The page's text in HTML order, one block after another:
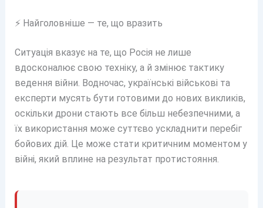
⚡ Найголовніше — те, що вразить
Ситуація вказує на те, що Росія не лише
вдосконалює свою техніку, а й змінює тактику
ведення війни. Водночас, українські військові та
експерти мусять бути готовими до нових викликів,
оскільки дрони стають все більш небезпечними, а
їх використання може суттєво ускладнити перебіг
бойових дій. Це може стати критичним моментом у
війні, який вплине на результат протистояння.